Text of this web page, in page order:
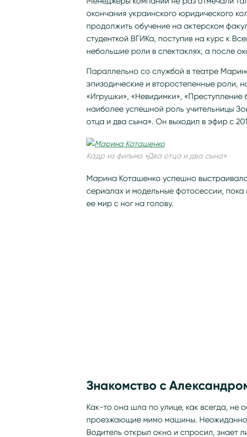
окончания украинского юридического
продолжить обучение на актерском
студенткой ВГИКа, поступив на курс к
небольшие роли в спектаклях, а после
Параллельно со службой в театре
эпизодические и второстепенные роли,
«Игрушки», «Невидимки»,
наиболее успешной роль учительницы
отца и два сына». Он выходил в эфир с
Кадр из фильма «Два отца и два сына»
Марина Коташенко успешно
сериалах и модельные фотосессии, пока
ее мир с ног на голову.
Знакомство с
Как-то она шла по улице, как всегда, не
проезжающие мимо машины.
Водитель открыл окно и спросил, знает